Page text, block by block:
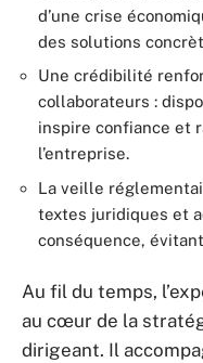
d’une crise
des solutions
Une crédibilité
collaborateurs :
inspire confiance et
l’entreprise.
La veille
textes juridiques et
conséquence,
Au fil du temps,
au cœur de la
dirigeant. Il